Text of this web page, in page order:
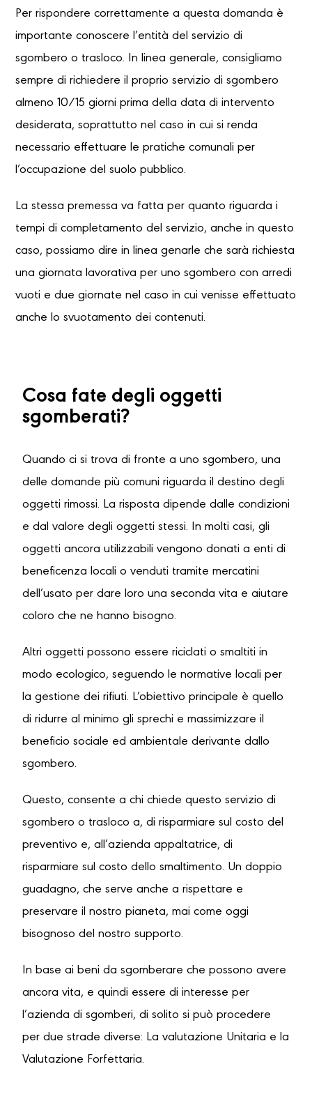
Per rispondere correttamente a questa domanda è
importante conoscere l’entità del servizio di
sgombero o trasloco. In linea generale, consigliamo
sempre di richiedere il proprio servizio di sgombero
almeno 10/15 giorni prima della data di intervento
desiderata, soprattutto nel caso in cui si renda
necessario effettuare le pratiche comunali per
l’occupazione del suolo pubblico.
La stessa premessa va fatta per quanto riguarda i
tempi di completamento del servizio, anche in questo
caso, possiamo dire in linea genarle che sarà richiesta
una giornata lavorativa per uno sgombero con arredi
vuoti e due giornate nel caso in cui venisse effettuato
anche lo svuotamento dei contenuti.
Cosa fate degli oggetti
sgomberati?
Quando ci si trova di fronte a uno sgombero, una
delle domande più comuni riguarda il destino degli
oggetti rimossi. La risposta dipende dalle condizioni
e dal valore degli oggetti stessi. In molti casi, gli
oggetti ancora utilizzabili vengono donati a enti di
beneficenza locali o venduti tramite mercatini
dell’usato per dare loro una seconda vita e aiutare
coloro che ne hanno bisogno.
Altri oggetti possono essere riciclati o smaltiti in
modo ecologico, seguendo le normative locali per
la gestione dei rifiuti. L’obiettivo principale è quello
di ridurre al minimo gli sprechi e massimizzare il
beneficio sociale ed ambientale derivante dallo
sgombero.
Questo, consente a chi chiede questo servizio di
sgombero o trasloco a, di risparmiare sul costo del
preventivo e, all’azienda appaltatrice, di
risparmiare sul costo dello smaltimento. Un doppio
guadagno, che serve anche a rispettare e
preservare il nostro pianeta, mai come oggi
bisognoso del nostro supporto.
In base ai beni da sgomberare che possono avere
ancora vita, e quindi essere di interesse per
l’azienda di sgomberi, di solito si può procedere
per due strade diverse: La valutazione Unitaria e la
Valutazione Forfettaria.